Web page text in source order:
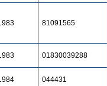
81091565
01830039288
044431